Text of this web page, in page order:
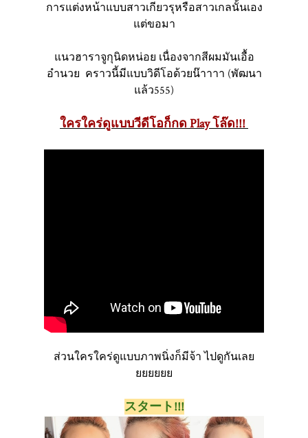
การแต่งหน้าแบบสาวเกียวรุหรือสาวเกลนั้นเอง
แต่ขอมา
แนวฮาราจูกุนิดหน่อย เนื่องจากสีผมมันเอื้อ
อำนวย คราวนี้มีแบบวิดีโอด้วยน๊าาาา (พัฒนา
แล้ว555)
ใครใคร่ดูแบบวีดีโอก็กด Play โล๊ด!!!
ส่วนใครใคร่ดูแบบภาพนิ่งก็มีจ้า ไปดูกันเลย
ยยยยยย
スタート!!!